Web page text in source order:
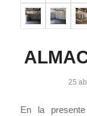
25
En la